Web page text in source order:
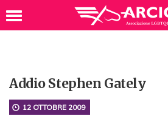
Addio Stephen Gately
12 OTTOBRE 2009